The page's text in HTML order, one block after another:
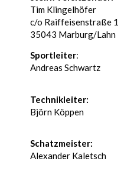
Tim Klingelhöfer
c/o Raiffeisenstraße 1
35043 Marburg/Lahn
Sportleiter:
Andreas Schwartz
Technikleiter:
Björn Köppen
Schatzmeister:
Alexander Kaletsch